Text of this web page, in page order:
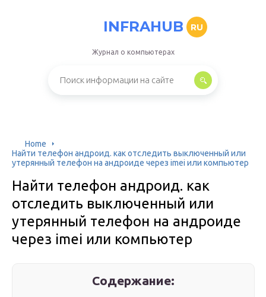
INFRAHUB RU
Журнал о компьютерах
Home
Найти телефон андроид. как отследить выключенный или
утерянный телефон на андроиде через imei или компьютер
Найти телефон андроид. как
отследить выключенный или
утерянный телефон на андроиде
через imei или компьютер
Содержание: